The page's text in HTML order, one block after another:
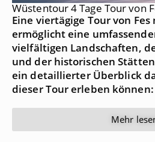
Wüstentour 4 Tage Tour von
Eine viertägige Tour von
ermöglicht eine
vielfältigen Landschaften,
und der historischen
ein detaillierter Überblick
dieser Tour erleben können:
Mehr